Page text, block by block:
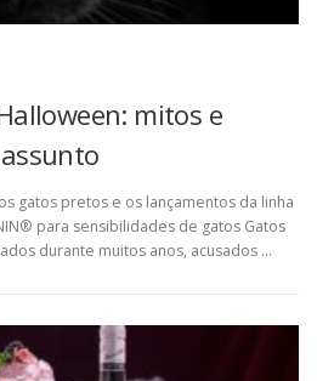
mitos e
gatos pretos e os lançamentos da linha
para sensibilidades de gatos Gatos
durante muitos anos, acusados …